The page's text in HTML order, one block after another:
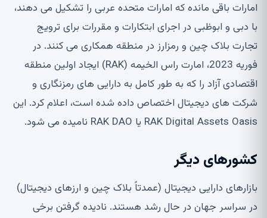
امارات باقی مانده که امارات متحده عربی را تشکیل می دهند،
با دبی و ابوظبی در اجرای ابتکارات و مقررات برای ترویج
تجارت بلاک چین و رمزارز در منطقه همکاری می کنند. در
فوریه 2023، امارت راس الخیمه (RAK) ایجاد اولین منطقه
اقتصادی آزاد را که به طور کامل به دارایی های رمزنگاری و
شرکت های دیجیتال اختصاص داده شده است، اعلام کرد. این
RAK Digital Assets Oasis یا RAK DAO نامیده می شود.
کشورهای دیگر
بازارهای دارایی دیجیتال (عمدتاً بلاک چین و ارزهای دیجیتال)
در سراسر جهان در حال رشد هستند. نادیده گرفتن برخی